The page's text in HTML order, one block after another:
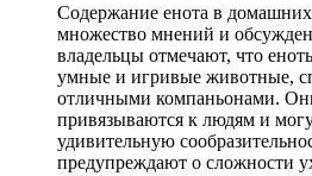
Содержание енота в
множество мнений и
владельцы отмечают, что
умные и игривые животные,
отличными компаньонами.
привязываются к людям и
удивительную
предупреждают о сложности